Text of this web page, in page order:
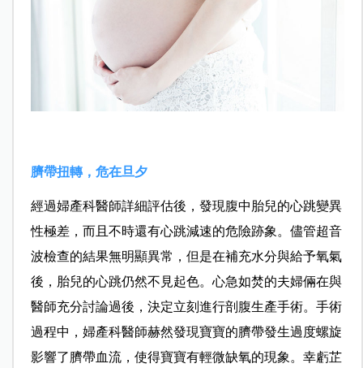
臍帶扭轉，危在旦夕
經過婦產科醫師詳細評估後，發現腹中胎兒的心跳變異
性極差，而且不時還有心跳減速的危險跡象。儘管超音
波檢查的結果無明顯異常，但是在補充水分與給予氧氣
後，胎兒的心跳仍然不見起色。心急如焚的夫婦倆在與
醫師充分討論過後，決定立刻進行剖腹生產手術。手術
過程中，婦產科醫師赫然發現寶寶的臍帶發生過度螺旋
影響了臍帶血流，使得寶寶有輕微缺氧的現象。幸虧芷